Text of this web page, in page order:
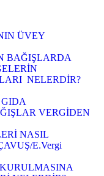
ÜVEY
BAĞIŞLARDA
NELERDİR?
VERGİDEN
NASIL
E.Vergi